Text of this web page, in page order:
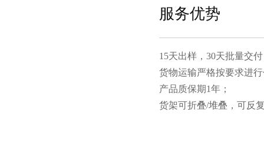
服务优势
15天出样，30天批量交付
货物运输严格按要求进行包
产品质保期1年；
货架可折叠/堆叠，可反